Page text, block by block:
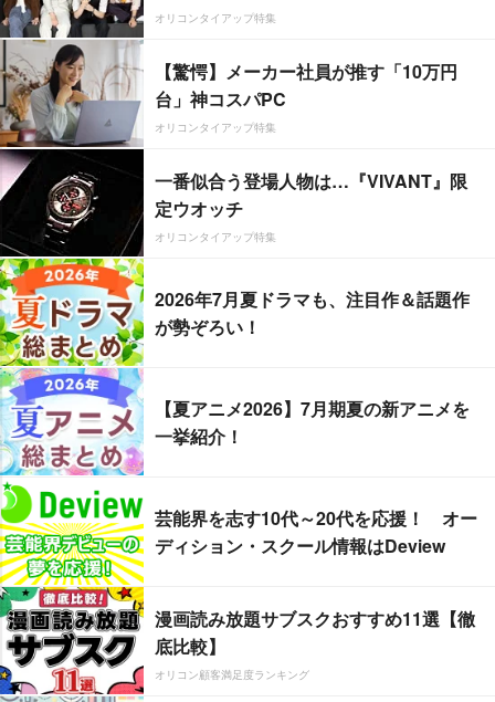
オリコンタイアップ特集
【驚愕】メーカー社員が推す「10万円
台」神コスパPC
オリコンタイアップ特集
一番似合う登場人物は…『VIVANT』限
定ウオッチ
オリコンタイアップ特集
2026年7月夏ドラマも、注目作＆話題作
が勢ぞろい！
【夏アニメ2026】7月期夏の新アニメを
一挙紹介！
芸能界を志す10代～20代を応援！ オー
ディション・スクール情報はDeview
漫画読み放題サブスクおすすめ11選【徹
底比較】
オリコン顧客満足度ランキング